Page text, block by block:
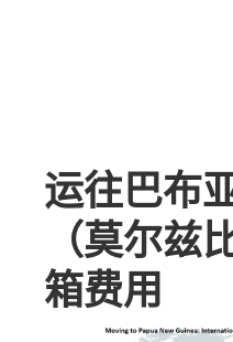
运往巴布
（莫尔兹
箱费用